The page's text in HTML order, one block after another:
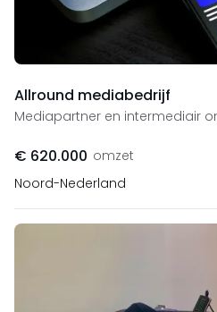
Allround mediabedrijf
Mediapartner en intermediair
€ 620.000 omzet
Noord-Nederland